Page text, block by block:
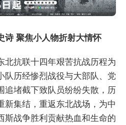
诗 聚焦小人物折射大情怀
北抗联十四年艰苦抗战历程为
队历经惨烈战役与大部队、党
追堵截下致队员纷纷失散，历
新集结，重返东北战场，为中
斯战争胜利贡献热血和生命的